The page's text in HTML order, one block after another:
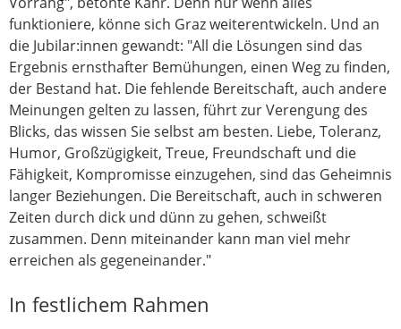
funktioniere, könne sich Graz weiterentwickeln. Und an
die Jubilar:innen gewandt: "All die Lösungen sind das
Ergebnis ernsthafter Bemühungen, einen Weg zu finden,
der Bestand hat. Die fehlende Bereitschaft, auch andere
Meinungen gelten zu lassen, führt zur Verengung des
Blicks, das wissen Sie selbst am besten. Liebe, Toleranz,
Humor, Großzügigkeit, Treue, Freundschaft und die
Fähigkeit, Kompromisse einzugehen, sind das Geheimnis
langer Beziehungen. Die Bereitschaft, auch in schweren
Zeiten durch dick und dünn zu gehen, schweißt
zusammen. Denn miteinander kann man viel mehr
erreichen als gegeneinander."
In festlichem Rahmen